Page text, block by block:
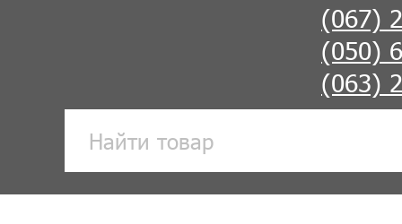
(067)
(050)
(063)